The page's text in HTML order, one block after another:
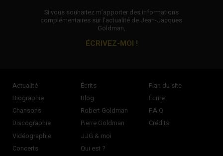
Actualité
Biographie
Chansons
Discographie
Vidéographie
Concerts
Écrits
Blog
Robert Goldman
Pierre Goldman
JJG & moi
Qui est ?
Plan du site
Écrire
F.A.Q
Crédits
Si vous souhaitez m’apporter des informations
complémentaires sur l’actualité de Jean-Jacques
Goldman,
ÉCRIVEZ-MOI !